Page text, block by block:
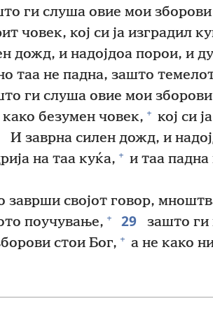
ги слуша овие мои
човек, кој си ја изградил
дожд, и надојдоа порои, и
таа не падна, зашто
ги слуша овие мои
безумен човек, + кој си
И заврна силен дожд, и
на таа куќа, + и таа падна
заврши својот говор,
поучување, + 29
зашто
стои Бог, + а не како